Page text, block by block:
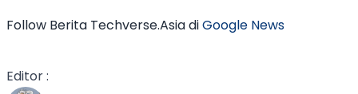
Follow Berita Techverse.Asia diGoogle News
Editor :